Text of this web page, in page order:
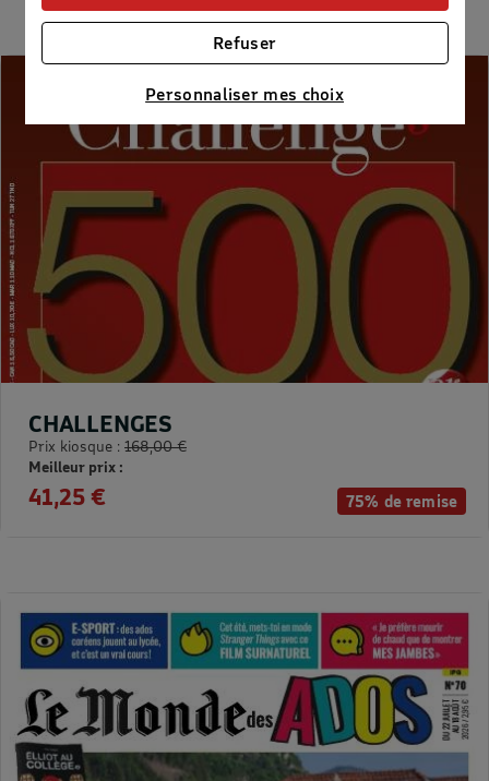
75% de remise
CHALLENGES
Prix kiosque : 168,00 €
Meilleur prix :
41,25 €
Univers publicitaire: nous utilisons avec nos
partenaires des cookies pour afficher des
publicités personnalisées
Connaître notre politique cookies et la liste de nos
Personnaliser mes choix
Refuser